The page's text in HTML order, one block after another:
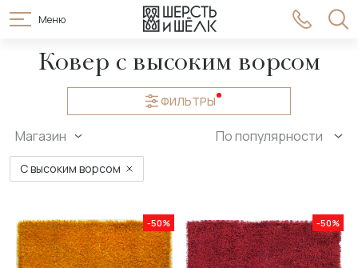
Меню
Ковер с высоким ворсом
ФИЛЬТРЫ
Магазин По популярности
С высоким ворсом
-50% -50%